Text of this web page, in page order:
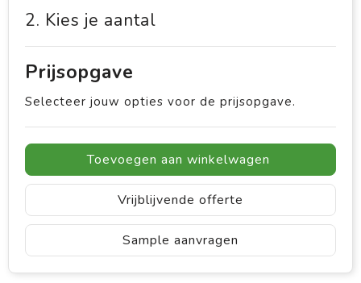
2. Kies je aantal
Prijsopgave
Selecteer jouw opties voor de prijsopgave.
Toevoegen aan winkelwagen
Vrijblijvende offerte
Sample aanvragen